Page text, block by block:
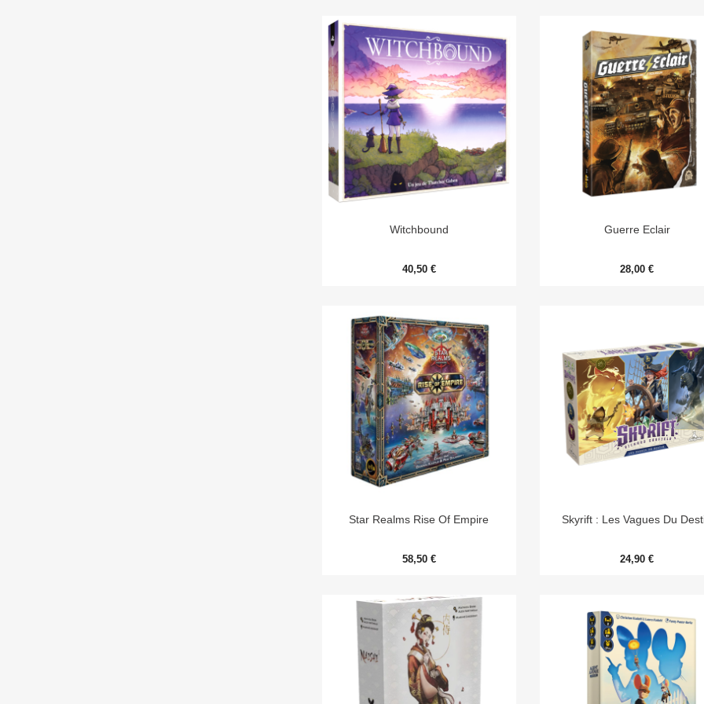
Aperçu rapide
Witchbound
40,50 €
Aperçu rapide
Guerre Eclair
28,00 €
Aperçu rapide
Star Realms Rise Of Empire
58,50 €
 Aperçu rapide
Skyrift : Les Vagues Du
24,90 €